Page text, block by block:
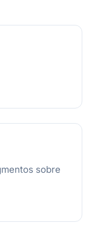
sobre